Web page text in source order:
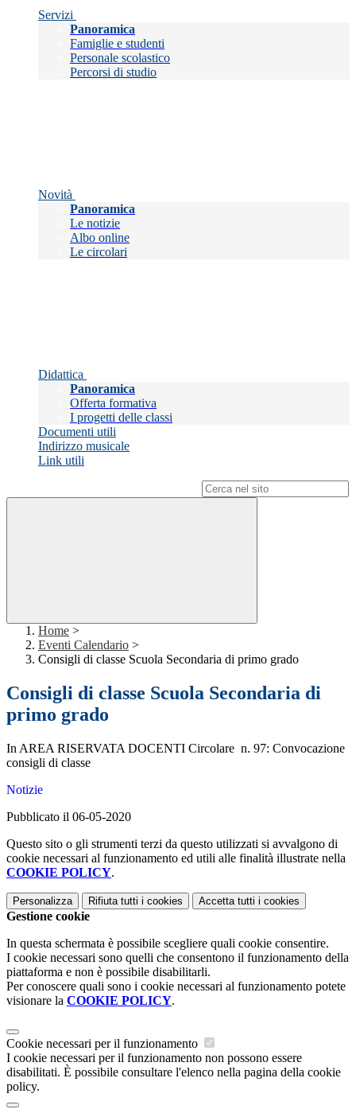
Servizi
Panoramica
Famiglie e studenti
Personale scolastico
Percorsi di studio
Novità
Panoramica
Le notizie
Albo online
Le circolari
Didattica
Panoramica
Offerta formativa
I progetti delle classi
Documenti utili
Indirizzo musicale
Link utili
Home >
Eventi Calendario >
Consigli di classe Scuola Secondaria di primo grado
Consigli di classe Scuola Secondaria di
primo grado
In AREA RISERVATA DOCENTI Circolare n. 97: Convocazione
consigli di classe
Notizie
Pubblicato il 06-05-2020
Questo sito o gli strumenti terzi da questo utilizzati si avvalgono di
cookie necessari al funzionamento ed utili alle finalità illustrate nella
COOKIE POLICY.
Personalizza Rifiuta tutti i cookies Accetta tutti i cookies
Gestione cookie
In questa schermata è possibile scegliere quali cookie consentire.
I cookie necessari sono quelli che consentono il funzionamento della
piattaforma e non è possibile disabilitarli.
Per conoscere quali sono i cookie necessari al funzionamento potete
visionare la COOKIE POLICY.
Cookie necessari per il funzionamento
I cookie necessari per il funzionamento non possono essere
disabilitati. È possibile consultare l'elenco nella pagina della cookie
policy.